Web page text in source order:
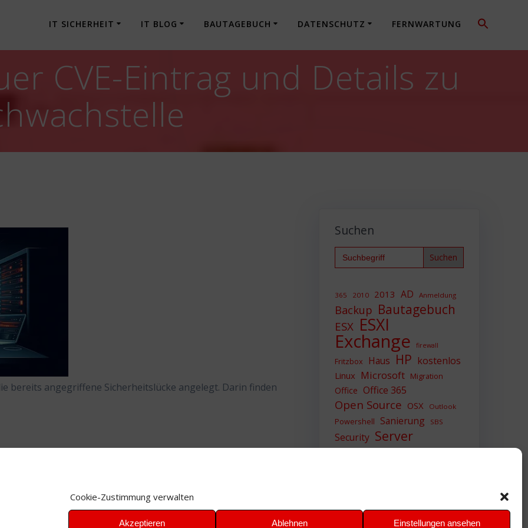
Cookie-Zustimmung verwalten
Akzeptieren Ablehnen Einstellungen ansehen
IT SICHERHEIT IT BLOG BAUTAGEBUCH DATENSCHUTZ FERNWARTUNG
CVE-Eintrag und Details zu
bereits angegriffene Sicherheitslücke angelegt. Darin finden
Suchen
Search
for:
365 2010 2013 AD Anmeldung
Backup Bautagebuch
ESX ESXI
Exchange firewall
Fritzbox Haus HP kostenlos
Linux Microsoft Migration
Office Office 365
Open Source OSX Outlook
Powershell Sanierung SBS
Security Server
Sicherheit SIEM
VMWare VPN WAZUH